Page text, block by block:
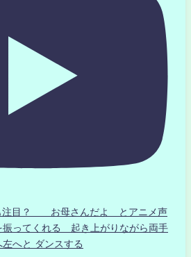
注目？ お母さんだよ とアニメ声
振ってくれる 起き上がりながら両手
へと ダンスする